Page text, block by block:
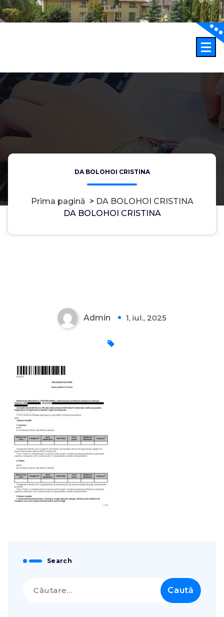
Sari
la
DA BOLOHOI CRISTINA
Prima pagină > DA BOLOHOI CRISTINA
DA BOLOHOI CRISTINA
Admin 1, iul., 2025
Search
după: